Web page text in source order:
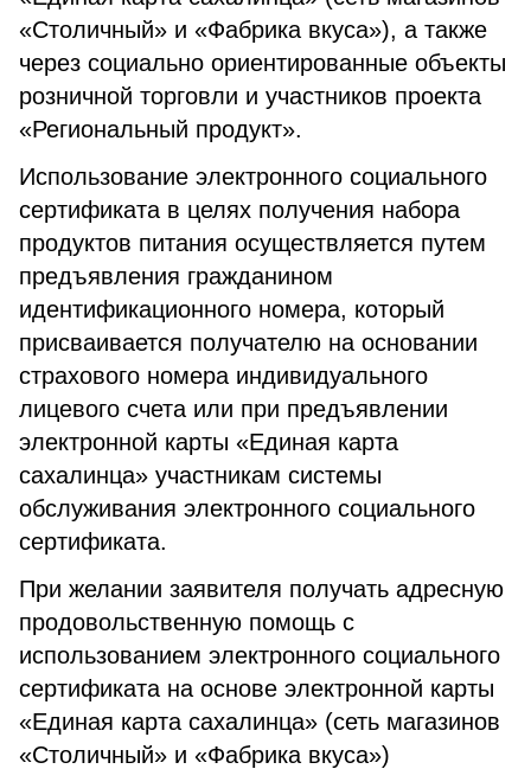
«Столичный» и «Фабрика вкуса»), а также
через социально ориентированные объекты
розничной торговли и участников проекта
«Региональный продукт».
Использование электронного социального
сертификата в целях получения набора
продуктов питания осуществляется путем
предъявления гражданином
идентификационного номера, который
присваивается получателю на основании
страхового номера индивидуального
лицевого счета или при предъявлении
электронной карты «Единая карта
сахалинца» участникам системы
обслуживания электронного социального
сертификата.
При желании заявителя получать адресную
продовольственную помощь с
использованием электронного социального
сертификата на основе электронной карты
«Единая карта сахалинца» (сеть магазинов
«Столичный» и «Фабрика вкуса»)